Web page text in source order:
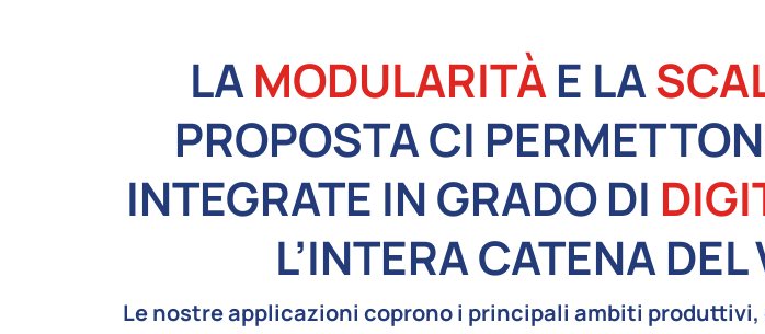
LAMODULARITÀE LA
PROPOSTA CI
INTEGRATE IN GRADO DI
L’INTERA CATENA
Le nostre applicazioni coprono i principali ambiti